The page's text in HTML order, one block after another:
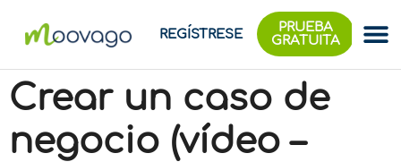
REGÍSTRESE
PRUEBA
GRATUITA
Crear un caso de
negocio (vídeo –